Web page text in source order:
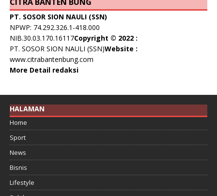
PT. SOSOR SION NAULI (SSN)
NPWP: 74.292.326.1-418.000
NIB.30.03.170.16117Copyright © 2022 :
PT. SOSOR SION NAULI (SSN)Website :
www.citrabantenbung.com
More Detail redaksi
HALAMAN
Home
Sport
News
Bisnis
Lifestyle